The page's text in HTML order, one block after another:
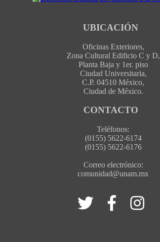
UBICACIÓN
Oficinas Exteriores,
Zona Cultural Edificio C y D,
Planta Baja y 1er. piso
Ciudad Universitaria,
C.P. 04510 México,
Ciudad de México.
CONTACTO
Teléfonos:
(0155) 5622-6174
(0155) 5622-6176
Correo electrónico:
comunidad@unam.mx